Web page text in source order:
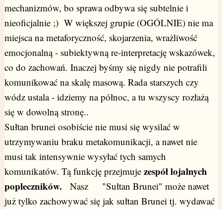
mechanizmów, bo sprawa odbywa się subtelnie i
nieoficjalnie ;) W większej grupie (OGÓLNIE) nie ma
miejsca na metaforyczność, skojarzenia, wrażliwość
emocjonalną - subiektywną re-interpretację wskazówek,
co do zachowań. Inaczej byśmy się nigdy nie potrafili
komunikować na skalę masową. Rada starszych czy
wódz ustala - idziemy na północ, a tu wszyscy rozłażą
się w dowolną stronę..
Sułtan brunei osobiście nie musi się wysilać w
utrzymywaniu braku metakomunikacji, a nawet nie
musi tak intensywnie wysyłać tych samych
komunikatów. Tą funkcję przejmuje zespół lojalnych
popleczników. Nasz "Sułtan Brunei" może nawet
już tylko zachowywać się jak sułtan Brunei tj. wydawać